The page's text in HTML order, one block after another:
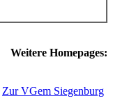
Weitere Homepages:
Zur VGem Siegenburg